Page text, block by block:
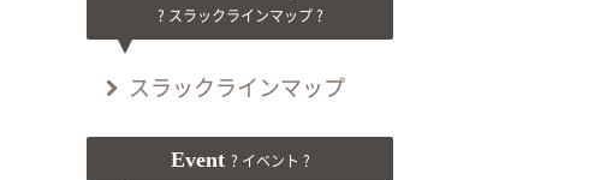
? スラックラインマップ ?
スラックラインマップ
Event ? イベント ?